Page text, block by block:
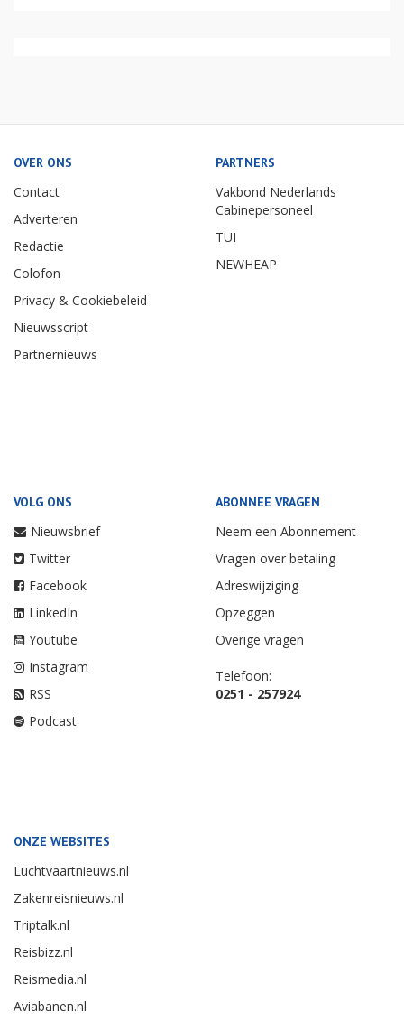
OVER ONS
Contact
Adverteren
Redactie
Colofon
Privacy & Cookiebeleid
Nieuwsscript
Partnernieuws
PARTNERS
Vakbond Nederlands
Cabinepersoneel
TUI
NEWHEAP
VOLG ONS
Nieuwsbrief
Twitter
Facebook
LinkedIn
Youtube
Instagram
RSS
Podcast
ABONNEE VRAGEN
Neem een Abonnement
Vragen over betaling
Adreswijziging
Opzeggen
Overige vragen
Telefoon:
0251 - 257924
ONZE WEBSITES
Luchtvaartnieuws.nl
Zakenreisnieuws.nl
Triptalk.nl
Reisbizz.nl
Reismedia.nl
Aviabanen.nl